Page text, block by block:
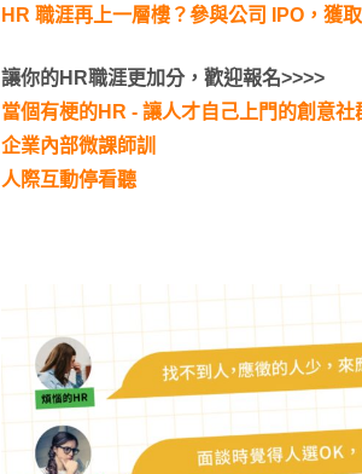
HR 職涯再上一層樓？參與公司 IPO，獲
讓你的HR職涯更加分，歡迎報名>>>>
當個有梗的HR - 讓人才自己上門的創意社
企業內部微課師訓
人際互動停看聽